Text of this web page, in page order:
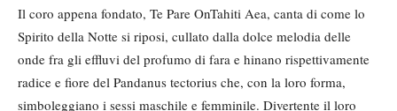
Il coro appena fondato, Te Pare OnTahiti Aea, canta di come lo
Spirito della Notte si riposi, cullato dalla dolce melodia delle
onde fra gli effluvi del profumo di fara e hinano rispettivamente
radice e fiore del Pandanus tectorius che, con la loro forma,
simboleggiano i sessi maschile e femminile. Divertente il loro